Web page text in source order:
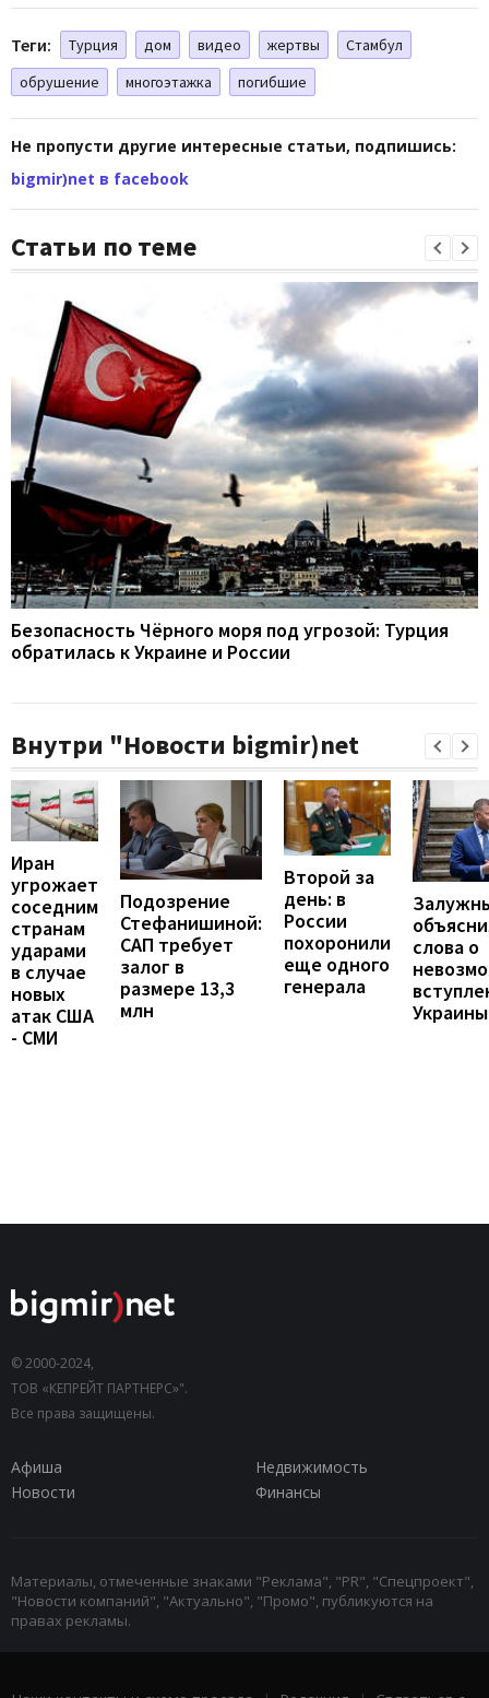
Теги: Турция дом видео жертвы
Стамбул
обрушение
многоэтажка погибшие
Не пропусти другие интересные статьи, подпишись:
bigmir)net в facebook
Статьи по теме
Безопасность Чёрного моря под угрозой: Турция
обратилась к Украине и России
Внутри "Новости bigmir)net
Иран
угрожает
соседним
странам
ударами
в случае
новых
атак США
- СМИ
Подозрение
Стефанишиной:
САП требует
залог в
размере 13,3
млн
Второй за
день: в
России
похоронили
еще одного
генерала
слова о
© 2000-2024,
ТОВ «КЕПРЕЙТ ПАРТНЕРС»".
Все права защищены.
Афиша
Недвижимость
Новости
Финансы
Материалы, отмеченные знаками "Реклама", "PR", "Спецпроект",
"Новости компаний", "Актуально", "Промо", публикуются на
правах рекламы.